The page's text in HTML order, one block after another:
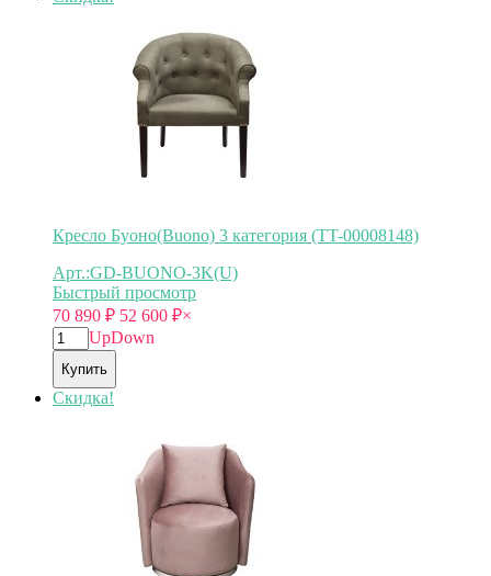
Кресло Буоно(Buono) 3 категория (TT-00008148)
Арт.:GD-BUONO-3K(U)
Быстрый просмотр
70 890 ₽ 52 600 ₽×
UpDown
Купить
Скидка!